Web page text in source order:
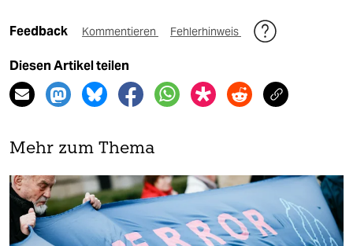
Feedback Kommentieren Fehlerhinweis
Diesen Artikel teilen
Mehr zum Thema